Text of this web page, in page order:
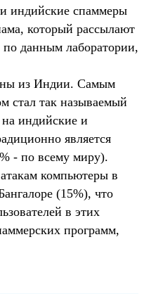
индийские спаммеры
который рассылают
данным лаборатории,
из Индии. Самым
стал так называемый
индийские и
является
- по всему миру).
компьютеры в
(15%), что
в этих
программ,